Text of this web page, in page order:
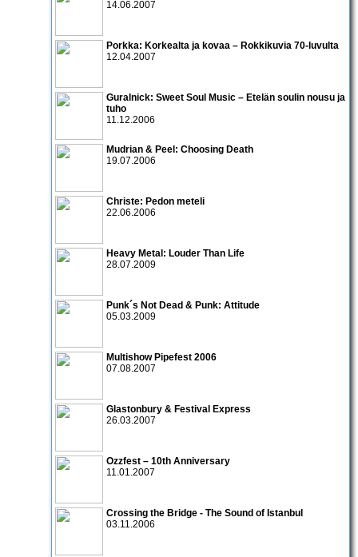
14.06.2007
Porkka: Korkealta ja kovaa – Rokkikuvia 70-luvulta
12.04.2007
Guralnick: Sweet Soul Music – Etelän soulin nousu ja
tuho
11.12.2006
Mudrian & Peel: Choosing Death
19.07.2006
Christe: Pedon meteli
22.06.2006
Heavy Metal: Louder Than Life
28.07.2009
Punk´s Not Dead & Punk: Attitude
05.03.2009
Multishow Pipefest 2006
07.08.2007
Glastonbury & Festival Express
26.03.2007
Ozzfest – 10th Anniversary
11.01.2007
Crossing the Bridge - The Sound of Istanbul
03.11.2006